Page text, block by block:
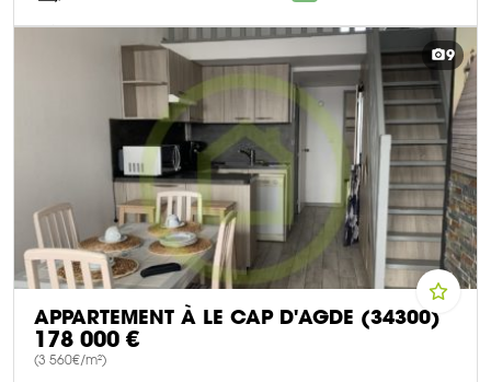
DÉCOUVRIR CE BIEN
9
APPARTEMENT À LE CAP D'AGDE (34300)
178 000 €
(3 560€/m²)